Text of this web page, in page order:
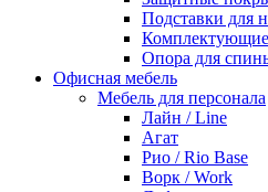
Подставки для
Комплектующие
Опора для
Офисная мебель
Мебель для персонала
Лайн / Line
Агат
Рио / Rio Base
Ворк / Work